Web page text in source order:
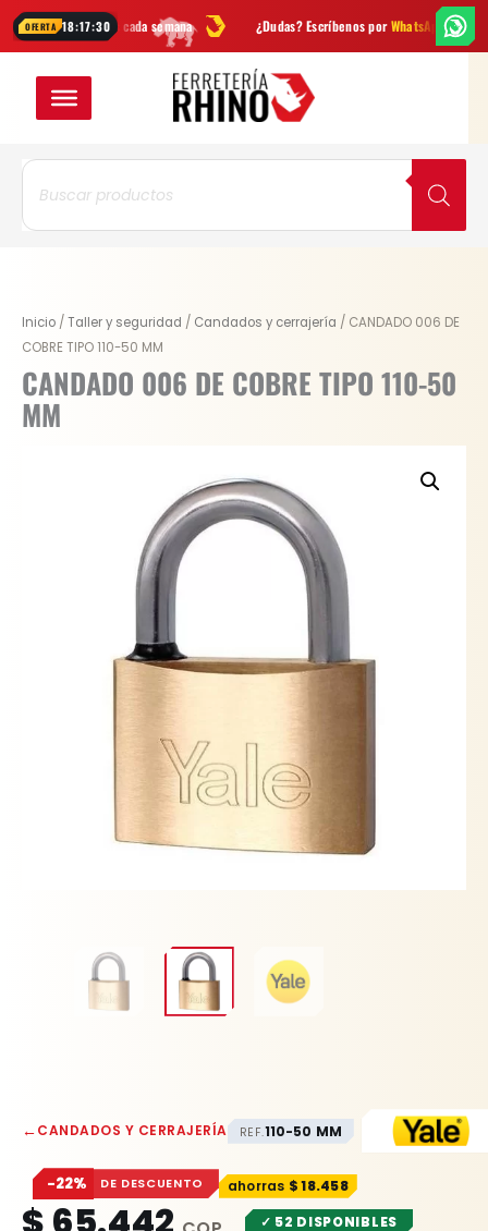
OFERTA 18:17:29
cada semana ¿Dudas? Escríbenos porWhatsApp Envío
Búsqueda
productos
Inicio /Taller y seguridad / Candados y cerrajería / CANDADO 006 DE
COBRE TIPO 110-50 MM
CANDADO 006 DE COBRE TIPO 110-50
MM
←CANDADOS Y CERRAJERÍA REF.110-50 MM
−22% DE DESCUENTO $18.458
Original
price
was:
$ 83.900.
Current
price
is:
$ 65.442.
✓ 52 DISPONIBLES
CANDADO
006
DE
COBRE
TIPO